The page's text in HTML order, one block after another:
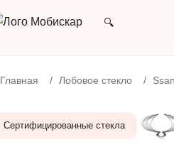
Главная Лобовое стекло
Сертифицированные стекла